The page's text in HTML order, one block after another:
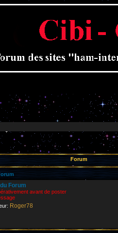
Forum
Forum
avant de poster
Roger78